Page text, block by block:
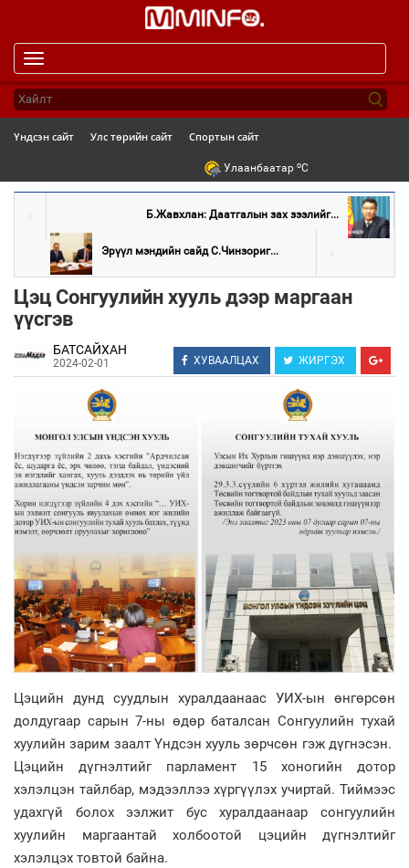
navigation
Үндсэн сайт Улс төрийн сайт Спортын сайт
Улаанбаатар oC
Б.Жавхлан: Даатгалын зах зээлийг...
Эрүүл мэндийн сайд С.Чинзориг...
Цэц Сонгуулийн хууль дээр маргаан
үүсгэв
БАТСАЙХАН
2024-02-01 ХУВААЛЦАХ ЖИРГЭХ
Цэцийн дунд суудлын хуралдаанаас УИХ-ын өнгөрсөн
долдугаар сарын 7-ны өдөр баталсан Сонгуулийн тухай
хуулийн зарим заалт Үндсэн хууль зөрчсөн гэж дүгнэсэн.
Цэцийн дүгнэлтийг парламент 15 хоногийн дотор
хэлэлцэн тайлбар, мэдээллээ хүргүүлэх учиртай. Тиймээс
удахгүй болох ээлжит бус хуралдаанаар сонгуулийн
хуулийн маргаантай холбоотой цэцийн дүгнэлтийг
хэлэлцэх товтой байна.